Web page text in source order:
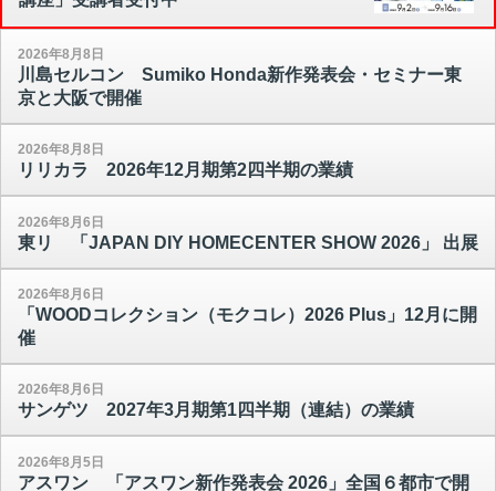
2026年8月8日
川島セルコン Sumiko Honda新作発表会・セミナー東
京と大阪で開催
2026年8月8日
リリカラ 2026年12月期第2四半期の業績
2026年8月6日
東リ 「JAPAN DIY HOMECENTER SHOW 2026」 出展
2026年8月6日
「WOODコレクション（モクコレ）2026 Plus」12月に開
催
2026年8月6日
サンゲツ 2027年3月期第1四半期（連結）の業績
2026年8月5日
アスワン 「アスワン新作発表会 2026」全国６都市で開